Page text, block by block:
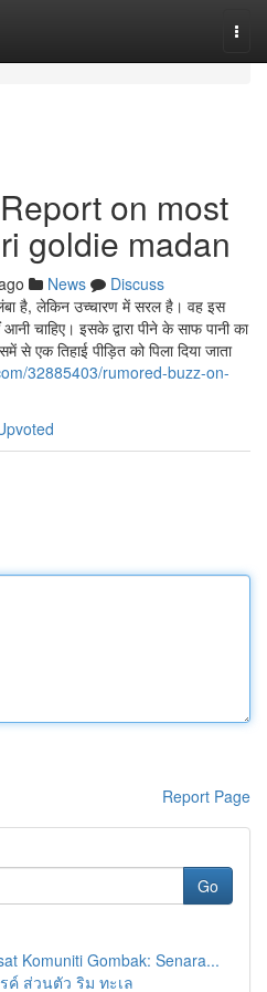
on most
goldie madan
News
Discuss
है, लेकिन उच्चारण में सरल है। वह इस
चाहिए। इसके द्वारा पीने के साफ पानी का
से एक तिहाई पीड़ित को पिला दिया जाता
32885403/rumored-buzz-on-
Report Page
Go
Komuniti Gombak: Senara...
ค์ ส่วนตัว ริม ทะเล